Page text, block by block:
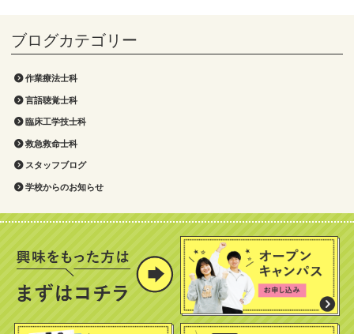
作業療法士科
言語聴覚士科
臨床工学技士科
救急救命士科
スタッフブログ
学校からのお知らせ